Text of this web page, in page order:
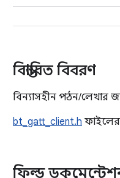
বিস্তারিত বিবরণ
বিন্যাসহীন পঠন/লেখার
bt_gatt_client.h ফাইলের
ফিল্ড